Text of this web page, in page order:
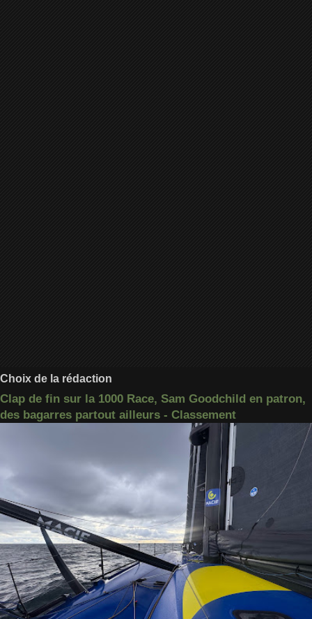
Choix de la rédaction
Clap de fin sur la 1000 Race, Sam Goodchild en patron,
des bagarres partout ailleurs - Classement